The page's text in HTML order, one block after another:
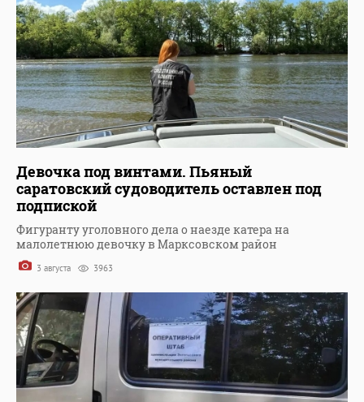
Девочка под винтами. Пьяный
саратовский судоводитель оставлен под
подпиской
Фигуранту уголовного дела о наезде катера на
малолетнюю девочку в Марксовском район
3 августа 3963